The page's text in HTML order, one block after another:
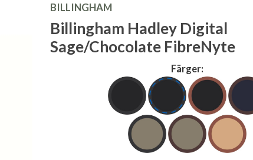
BILLINGHAM
Billingham Hadley Digital
Sage/Chocolate FibreNyte
Färger: